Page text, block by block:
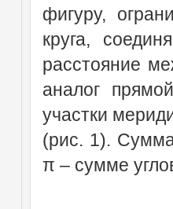
фигуру,
круга,
расстояние
аналог
участки
(рис. 1). Сумма
π – сумме